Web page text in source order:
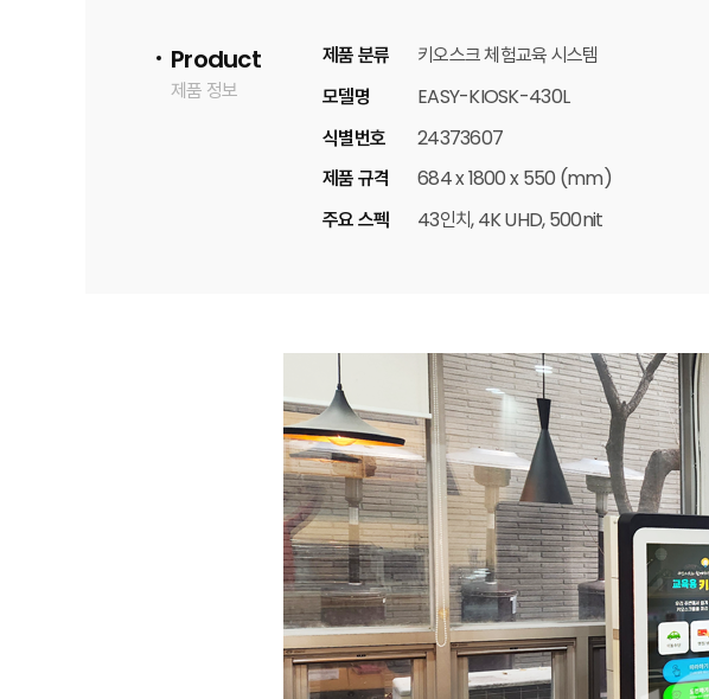
Product
제품 정보
제품 분류
키오스크 체험교육 시스템
모델명
EASY-KIOSK-430L
식별번호
24373607
제품 규격
684 x 1800 x 550 (mm)
주요 스펙
43인치, 4K UHD, 500nit